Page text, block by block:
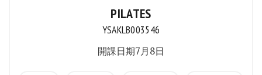
PILATES
YSAKLB003546
開課日期7月8日